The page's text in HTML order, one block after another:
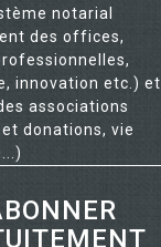
notarial
des offices,
innovation etc.) et
associations
donations, vie